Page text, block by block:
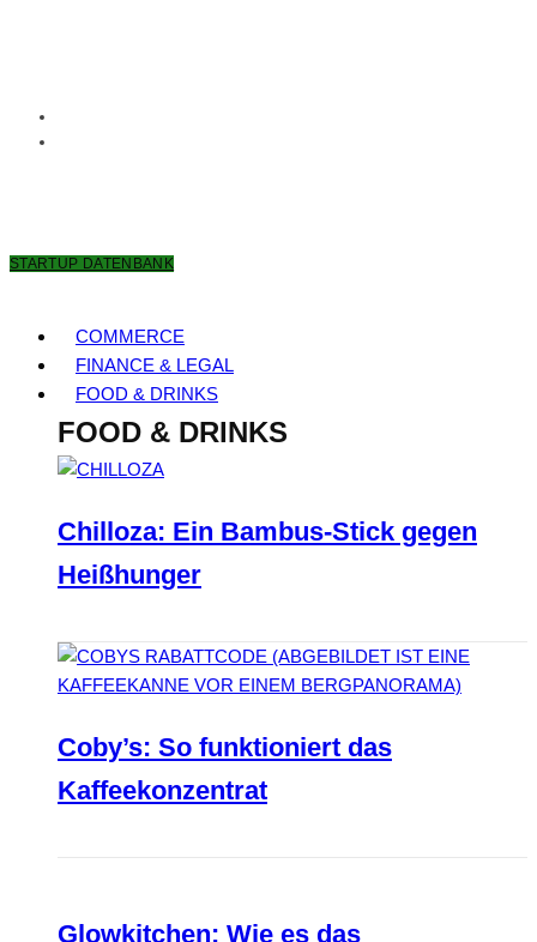
STARTUP DATENBANK
COMMERCE
FINANCE & LEGAL
FOOD & DRINKS
FOOD & DRINKS
Chilloza: Ein Bambus-Stick gegen
Heißhunger
Coby’s: So funktioniert das
Kaffeekonzentrat
Glowkitchen: Wie es das